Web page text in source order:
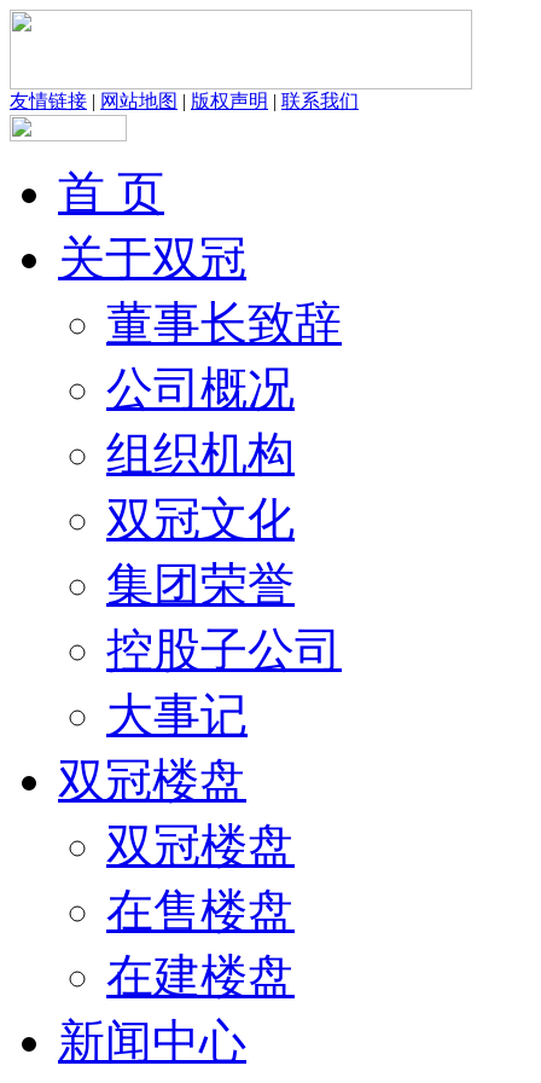
友情链接 | 网站地图 | 版权声明 | 联系我们
首 页
关于双冠
董事长致辞
公司概况
组织机构
双冠文化
集团荣誉
控股子公司
大事记
双冠楼盘
双冠楼盘
在售楼盘
在建楼盘
新闻中心